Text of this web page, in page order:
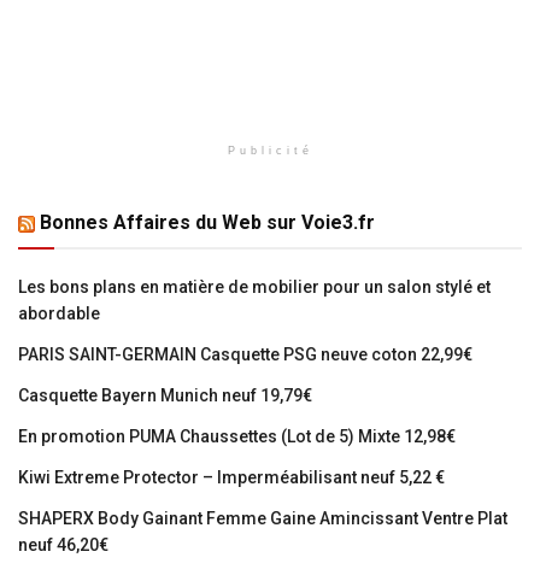
Publicité
Bonnes Affaires du Web sur Voie3.fr
Les bons plans en matière de mobilier pour un salon stylé et
abordable
PARIS SAINT-GERMAIN Casquette PSG neuve coton 22,99€
Casquette Bayern Munich neuf 19,79€
En promotion PUMA Chaussettes (Lot de 5) Mixte 12,98€
Kiwi Extreme Protector – Imperméabilisant neuf 5,22 €
SHAPERX Body Gainant Femme Gaine Amincissant Ventre Plat
neuf 46,20€